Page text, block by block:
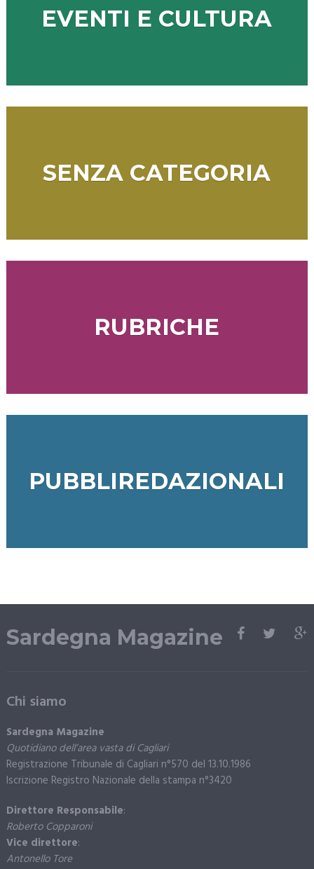
EVENTI E CULTURA
SENZA CATEGORIA
RUBRICHE
PUBBLIREDAZIONALI
Sardegna Magazine
Chi siamo
Sardegna Magazine
Quotidiano dell’area vasta di Cagliari
Registrazione Tribunale di Cagliari n°570 del 13.10.1986
Iscrizione Registro Nazionale della stampa n°3420
Direttore Responsabile:
Roberto Copparoni
Vice direttore:
Antonello Tore